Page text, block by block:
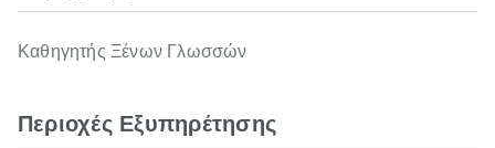
Καθηγητής Ξένων Γλωσσών
Περιοχές Εξυπηρέτησης